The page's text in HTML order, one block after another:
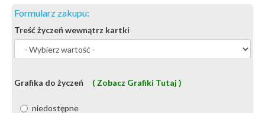
Formularz zakupu:
Treść życzeń wewnątrz kartki
Grafika do życzeń ( Zobacz Grafiki Tutaj )
niedostępne